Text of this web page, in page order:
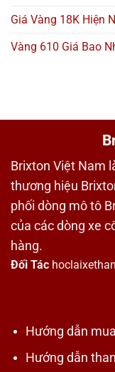
Giá Vàng 18K Hiện
Vàng 610 Giá Bao
Brixton Việt Nam
thương hiệu
phối dòng mô tô
của các dòng xe
hàng.
Đối Tác
Hướng dẫn
Hướng dẫn